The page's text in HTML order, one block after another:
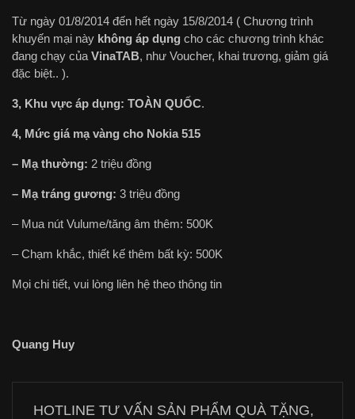
Từ ngày 01/8/2014 đến hết ngày 15/8/2014 ( Chương trình
khuyến mại này không áp dụng cho các chương trình khác
đang chạy của VinaTAB, như Voucher, khai trương, giảm giá
đặc biệt.. ).
3, Khu vực áp dụng: TOÀN QUỐC.
4, Mức giá mạ vàng cho Nokia 515
– Mạ thường: 2 triệu đồng
– Mạ tráng gương: 3 triệu đồng
– Mua nút Vulume/tăng âm thêm: 500K
– Chạm khắc, thiết kế thêm bất kỳ: 500K
Mọi chi tiết, vui lòng liên hệ theo thông tin
Quang Huy
HOTLINE TƯ VẤN SẢN PHẨM QUÀ TẶNG,